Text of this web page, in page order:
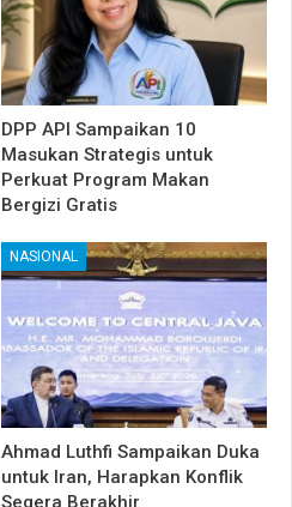
DPP API Sampaikan 10
Masukan Strategis untuk
Perkuat Program Makan
Bergizi Gratis
NASIONAL
Ahmad Luthfi Sampaikan Duka
untuk Iran, Harapkan Konflik
Segera Berakhir